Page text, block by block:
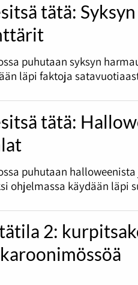
tätä:
puhutaan syksyn
läpi faktoja
tätä:
puhutaan
ohjelmassa käydään läpi
2: